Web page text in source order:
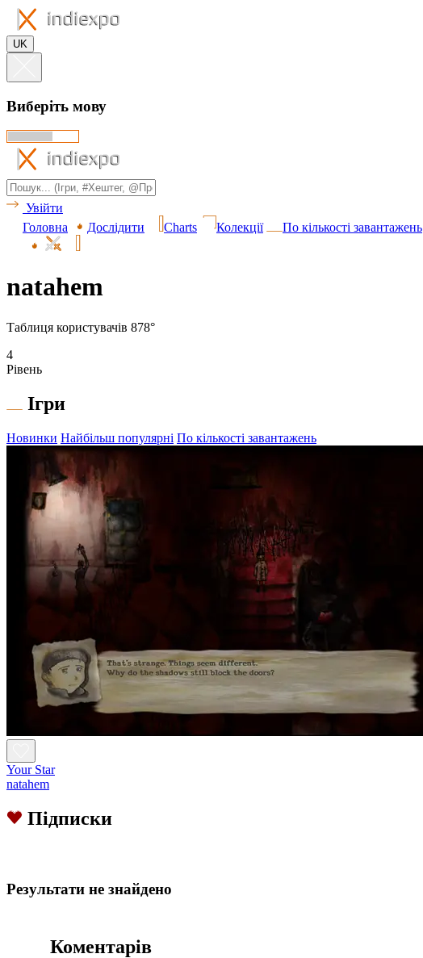
UK
Виберіть мову
Увійти
Головна
Дослідити Charts Колекції По кількості завантажень
natahem
Таблиця користувачів 878°
4
Рівень
Ігри
Новинки Найбільш популярні По кількості завантажень
Your Star
natahem
Підписки
Результати не знайдено
Коментарів